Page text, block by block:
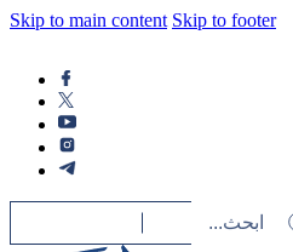
Skip to main content Skip to footer